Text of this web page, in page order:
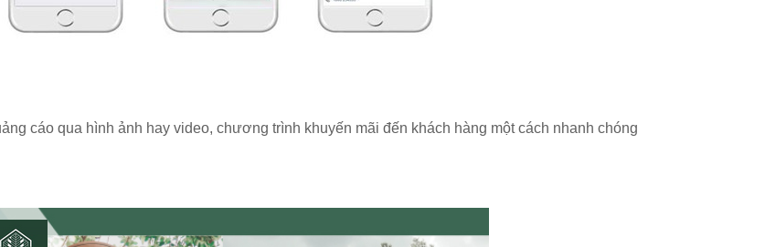
cáo qua hình ảnh hay video, chương trình khuyến mãi đến khách hàng một cách nhanh chóng